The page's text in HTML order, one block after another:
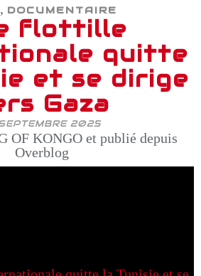
, DOCUMENTAIRE
flottille
quitte
et se dirige
Gaza
2025
OF KONGO et publié depuis
Overblog